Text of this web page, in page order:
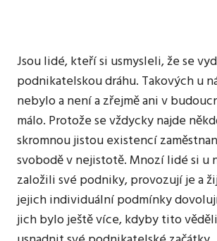
každý
web
je
takový.
Jako
náš.
Jsou lidé, kteří si usmysleli, že se
podnikatelskou dráhu. Takových u
nebylo a není a zřejmě ani v
málo. Protože se vždycky najde
skromnou jistou existencí
svobodě v nejistotě. Mnozí lidé si u
založili své podniky, provozují je a
jejich individuální podmínky
jich bylo ještě více, kdyby tito